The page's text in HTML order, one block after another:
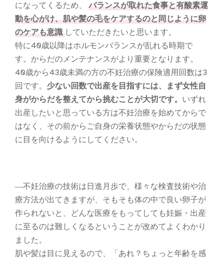
になってくるため、
バランスが取れた食事と有酸素運
動を心がけ、肌や髪の毛をケアするのと同じように卵
のケアも意識 していただきたいと思います。
特に40歳以降はホルモンバランスが乱れる時期で
す。からだのメンテナンスがより重要となります。
40歳から43歳未満の方の不妊治療の保険適用回数は3
回です。 少ない回数で出産を目指すには、まず女性自
身がからだを整えてから挑むことが大切です。 いずれ
出産したいと思っている方は不妊治療を始めてからで
はなく、その前からご自身の栄養状態やからだの状態
に目を向けるようにしてください。
―不妊治療の技術は日進月歩で、様々な検査技術や治
療方法が出てきますが、そもそも体の中で良い卵子が
作られないと、どんな医療をもってしても妊娠・出産
に至るのは難しくなるということが改めてよくわかり
ました。
肌や髪は目に見えるので、「あれ？ちょっと年齢を感